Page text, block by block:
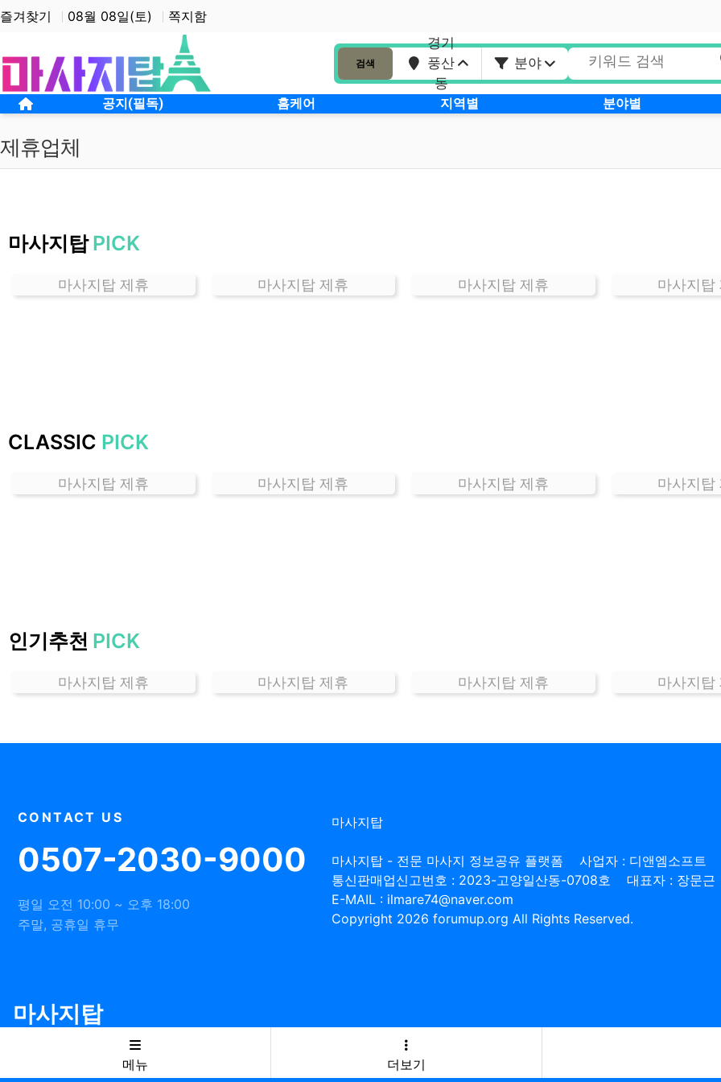
상단 네비
즐겨찾기 08월 08일(토) 쪽지함
검색
경기
풍산
동
분야
메인 메뉴 공지(필독) 홈케어 지역별 분야별
홈으로
제휴업체
풍
치
할
마사지탑 PICK
마사지탑 제휴 마사지탑 제휴 마사지탑 제휴 마사지탑
CLASSIC PICK
마사지탑 제휴 마사지탑 제휴 마사지탑 제휴 마사지탑
인기추천 PICK
마사지탑 제휴 마사지탑 제휴 마사지탑 제휴 마사지탑
CONTACT US
0507-2030-9000
평일 오전 10:00 ~ 오후 18:00
주말, 공휴일 휴무
마사지탑
마사지탑 - 전문 마사지 정보공유 플랫폼
사업자 : 디앤엠소프트
통신판매업신고번호 : 2023-고양일산동-0708호
대표자 : 장문근
E-MAIL : ilmare74@naver.com
Copyright 2026 forumup.org All Rights Reserved.
마사지탑
메뉴
더보기